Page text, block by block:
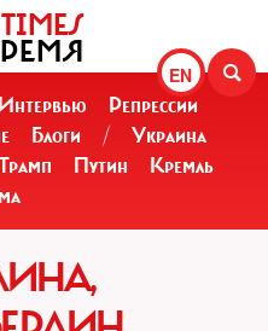
EN
Интервью
Репрессии
Блоги /
Украина
Трамп Путин
Кремль